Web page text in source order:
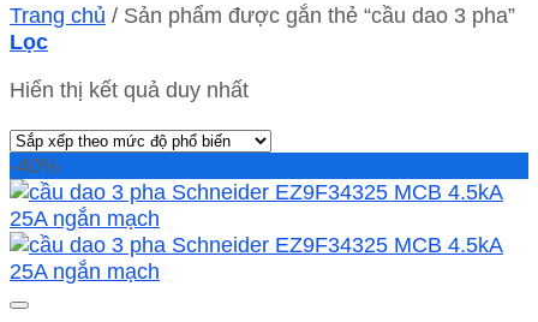
Trang chủ / Sản phẩm được gắn thẻ “cầu dao 3 pha”
Lọc
Hiển thị kết quả duy nhất
-40%